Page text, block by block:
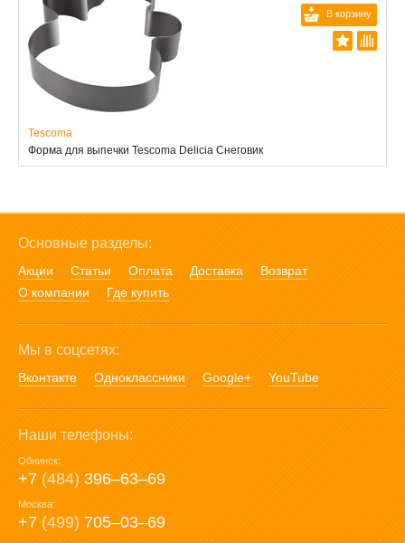
В корзину
Tescoma
Форма для выпечки Tescoma Delicia Снеговик
Основные разделы:
Акции Статьи Оплата Доставка
Возврат
О компании
Где купить
Мы в соцсетях:
Вконтакте Одноклассники Google+ YouTube
Наши телефоны:
Обнинск:
+7 (484) 396‒63‒69
Москва:
+7 (499) 705‒03‒69